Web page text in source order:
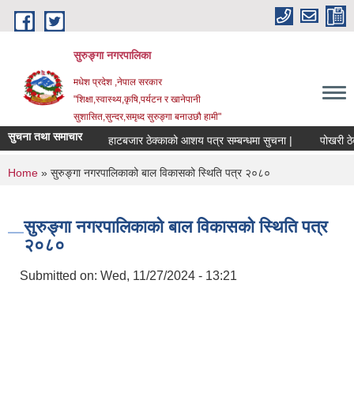
Skip to main content
सुरुङ्‍गा नगरपालिका
मधेश प्रदेश ,नेपाल सरकार
"शिक्षा,स्वास्थ्य,कृषि,पर्यटन र खानेपानी
सुशासित,सुन्दर,समृध्द सुरुङ्गा बनाउछौ हामी"
सुचना तथा समाचार हाटबजार ठेक्काको आशय पत्र सम्बन्धमा सुचना | पोखरी
You are here
Home » सुरुङ्गा नगरपालिकाको बाल विकासको स्थिति पत्र २०८०
सुरुङ्गा नगरपालिकाको बाल विकासको स्थिति पत्र
२०८०
Submitted on: Wed, 11/27/2024 - 13:21